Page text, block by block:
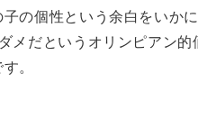
の個性という余白をいか
メだというオリンピアン的
。